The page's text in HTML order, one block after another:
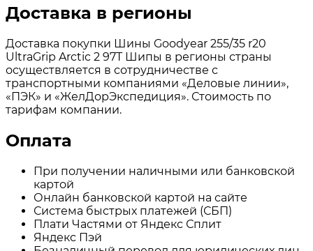
Доставка в регионы
Доставка покупки Шины Goodyear 255/35 r20
UltraGrip Arctic 2 97T Шипы в регионы страны
осуществляется в сотрудничестве с
транспортными компаниями «Деловые линии»,
«ПЭК» и «ЖелДорЭкспедиция». Стоимость по
тарифам компании.
Оплата
При получении наличными или банковской
картой
Онлайн банковской картой на сайте
Система быстрых платежей (СБП)
Плати Частями от Яндекс Сплит
Яндекс Пэй